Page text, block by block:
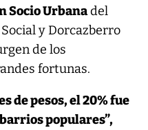
Socio Urbanadel
y Dorcazberro
de los
fortunas.
de pesos, el 20% fue
populares”,